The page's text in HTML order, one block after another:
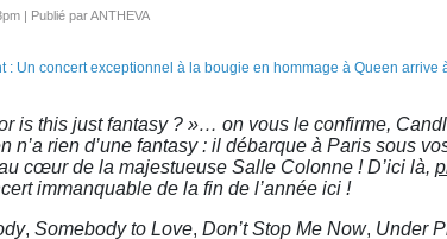
| Publié par ANTHEVA
is this just fantasy ? »… on vous le confirme,
n’a rien d’une fantasy : il débarque à Paris sous
cœur de la majestueuse Salle Colonne ! D’ici là,
immanquable de la fin de l’année ici !
, Somebody to Love, Don’t Stop Me Now, Under